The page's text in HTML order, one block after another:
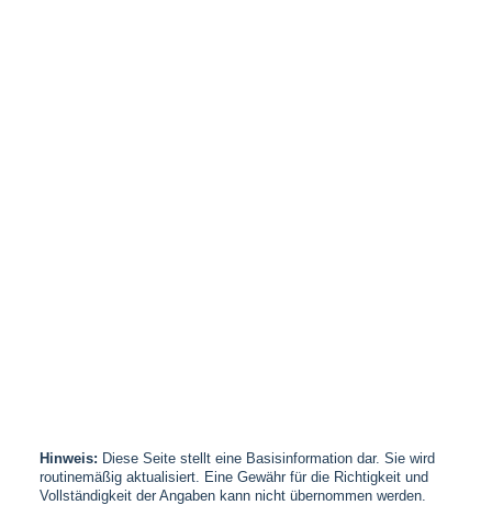
Hinweis: Diese Seite stellt eine Basisinformation dar. Sie wird
routinemäßig aktualisiert. Eine Gewähr für die Richtigkeit und
Vollständigkeit der Angaben kann nicht übernommen werden.